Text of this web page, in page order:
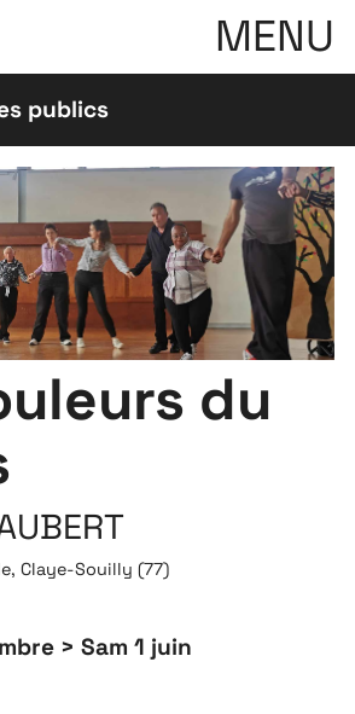
MENU
publics
du
Claye-Souilly (77)
> Sam 1 juin